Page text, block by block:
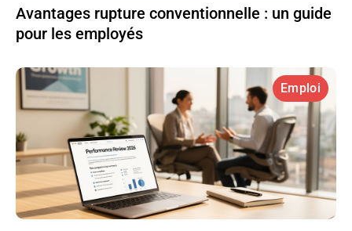
Avantages rupture conventionnelle : un guide
pour les employés
Emploi